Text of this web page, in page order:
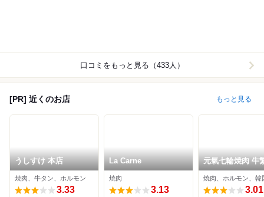
口コミをもっと見る（433人）
[PR] 近くのお店 もっと見る
うしすけ 本店
焼肉、牛タン、ホルモン
3.33
La Carne
焼肉
3.13
元氣七輪焼肉 牛
蔵新田店
焼肉、ホルモン、韓
3.01